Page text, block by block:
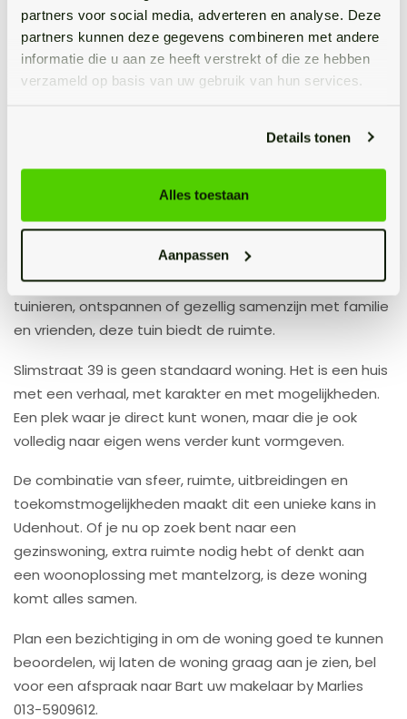
partners voor social media, adverteren en analyse. Deze
partners kunnen deze gegevens combineren met andere
informatie die u aan ze heeft verstrekt of die ze hebben
verzameld op basis van uw gebruik van hun services.
Details tonen
Alles toestaan
Aanpassen
toekomstbestendig en aantrekkelijk voor een brede
doelgroep.
Tuin
kun je in alle rust genieten van het buitenleven. Er is
voldoende ruimte voor een terras, een speelplek voor
kinderen of een groene inrichting met beplanting.
Dankzij de situering biedt de tuin zowel zon als
schaduw, waardoor het op elk moment van de dag een
prettige plek is om te verblijven. Of je nu houdt van
tuinieren, ontspannen of gezellig samenzijn met familie
en vrienden, deze tuin biedt de ruimte.
Slimstraat 39 is geen standaard woning. Het is een huis
met een verhaal, met karakter en met mogelijkheden.
Een plek waar je direct kunt wonen, maar die je ook
volledig naar eigen wens verder kunt vormgeven.
De combinatie van sfeer, ruimte, uitbreidingen en
toekomstmogelijkheden maakt dit een unieke kans in
Udenhout. Of je nu op zoek bent naar een
gezinswoning, extra ruimte nodig hebt of denkt aan
een woonoplossing met mantelzorg, is deze woning
komt alles samen.
Plan een bezichtiging in om de woning goed te kunnen
beoordelen, wij laten de woning graag aan je zien, bel
voor een afspraak naar Bart uw makelaar by Marlies
013-5909612.